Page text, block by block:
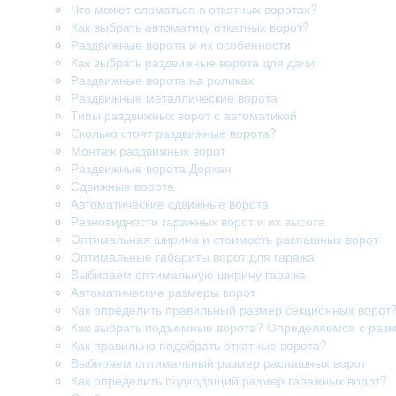
Что может сломаться в откатных воротах?
Как выбрать автоматику откатных ворот?
Раздвижные ворота и их особенности
Как выбрать раздвижные ворота для дачи
Раздвижные ворота на роликах
Раздвижные металлические ворота
Типы раздвижных ворот с автоматикой
Сколько стоят раздвижные ворота?
Монтаж раздвижных ворот
Раздвижные ворота Дорхан
Сдвижные ворота
Автоматические сдвижные ворота
Разновидности гаражных ворот и их высота
Оптимальная ширина и стоимость распашных ворот
Оптимальные габариты ворот для гаража
Выбираем оптимальную ширину гаража
Автоматические размеры ворот
Как определить правильный размер секционных ворот?
Как выбрать подъемные ворота? Определяемся с
Как правильно подобрать откатные ворота?
Выбираем оптимальный размер распашных ворот
Как определить подходящий размер гаражных ворот?